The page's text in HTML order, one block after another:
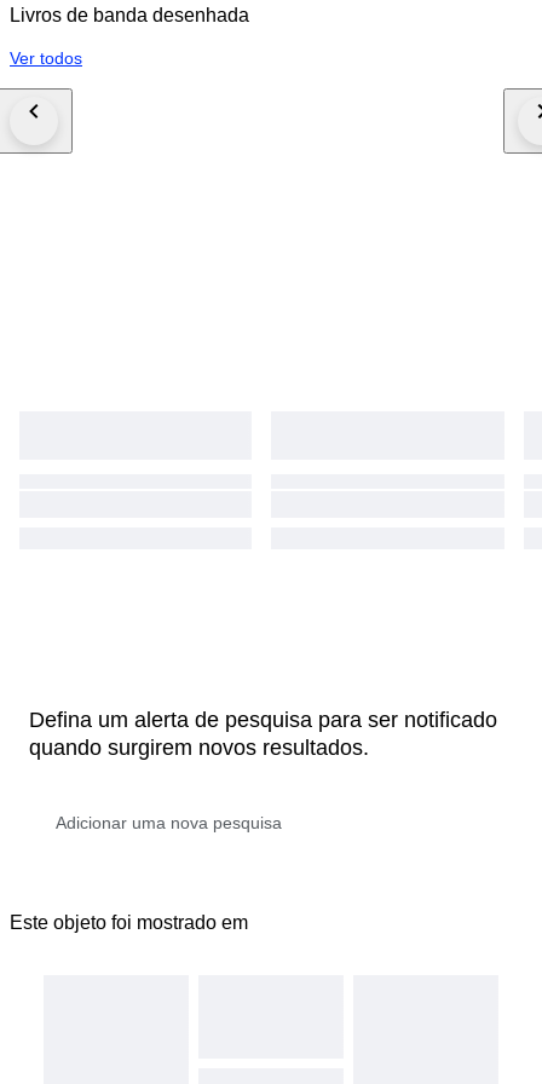
Livros de banda desenhada
Ver todos
Defina um alerta de pesquisa para ser notificado
quando surgirem novos resultados.
Este objeto foi mostrado em